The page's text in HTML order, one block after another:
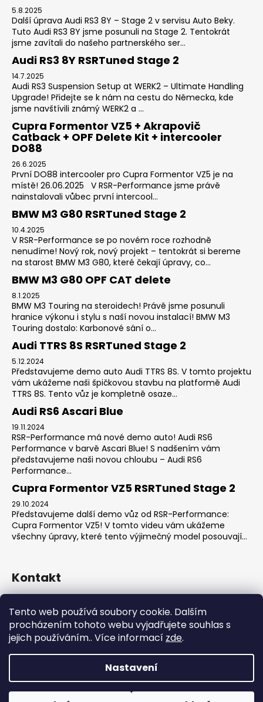
Tento web používá soubory cookie. Dalším
procházením tohoto webu vyjadřujete souhlas s
jejich používáním.. Více informací zde.
Nastavení
5.8.2025
Další úprava Audi RS3 8Y – Stage 2 v servisu Auto Beky.
Tuto Audi RS3 8Y jsme posunuli na Stage 2. Tentokrát
jsme zavítali do našeho partnerského ser...
Audi RS3 8Y RSRTuned Stage 2
14.7.2025
Audi RS3 Suspension Setup at WERK2 – Ultimate Handling
Upgrade! Přidejte se k nám na cestu do Německa, kde
jsme navštívili známý WERK2 a ...
Cupra Formentor VZ5 + Akrapovič
Catback + OPF Delete Kit + intercooler
DO88
26.6.2025
První DO88 intercooler pro Cupra Formentor VZ5 je na
místě! 26.06.2025 V RSR-Performance jsme právě
nainstalovali vůbec první intercool...
BMW M3 G80 RSRTuned Stage 2
10.4.2025
V RSR-Performance se po novém roce rozhodně
nenudíme! Nový rok, nový projekt – tentokrát si bereme
na starost BMW M3 G80, které čekají úpravy, co...
BMW M3 G80 OPF CAT delete
8.1.2025
BMW M3 Touring na steroidech! Právě jsme posunuli
hranice výkonu i stylu s naší novou instalací! BMW M3
Touring dostalo: Karbonové sání o...
Audi TTRS 8S RSRTuned Stage 2
5.12.2024
Představujeme demo auto Audi TTRS 8S. V tomto projektu
vám ukážeme naši špičkovou stavbu na platformě Audi
TTRS 8S. Tento vůz je kompletně osaze...
Audi RS6 Ascari Blue
19.11.2024
RSR-Performance má nové demo auto! Audi RS6
Performance v barvě Ascari Blue! S nadšením vám
představujeme naši novou chloubu – Audi RS6
Performance...
Cupra Formentor VZ5 RSRTuned Stage 2
29.10.2024
Představujeme další demo vůz od RSR-Performance:
Cupra Formentor VZ5! V tomto videu vám ukážeme
všechny úpravy, které tento výjimečný model posouvají...
Kontakt
728737662
https://www.facebook.com/RSRCzech/
rsrperformance
Copyright 2026RSR-Performance. Všechna práva